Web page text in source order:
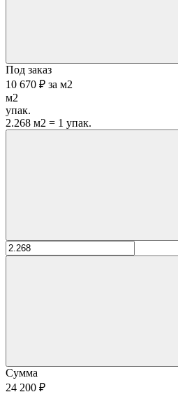
Под заказ
10 670 ₽ за м2
м2
упак.
2.268 м2 = 1 упак.
Сумма
24 200 ₽